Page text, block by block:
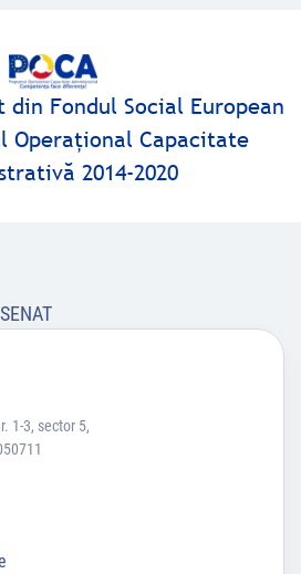
Fondul Social European
Operaţional Capacitate
2014-2020
1-3, sector 5,